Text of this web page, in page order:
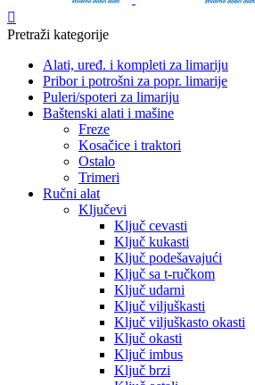
Pretraži kategorije
Alati, uređ. i kompleti za limariju
Pribor i potrošni za popr. limarije
Puleri/spoteri za limariju
Baštenski alati i mašine
Freze
Kosačice i traktori
Ostalo
Trimeri
Ručni alat
Ključevi
Ključ cevasti
Ključ kukasti
Ključ podešavajući
Ključ sa t-ručkom
Ključ udarni
Ključ viljuškasti
Ključ viljuškasto okasti
Ključ okasti
Ključ imbus
Ključ brzi